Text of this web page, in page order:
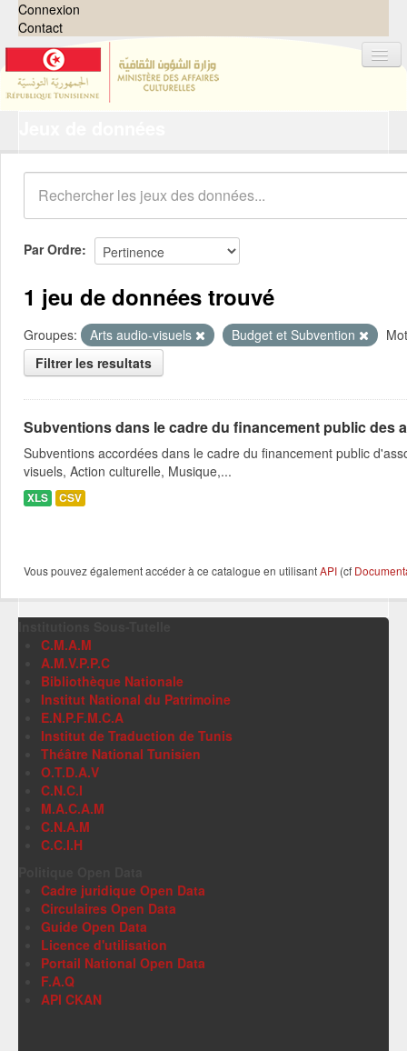
Connexion
Contact
Organisations
Groupes
Demandes 0
À propos
Par Ordre
1 jeu de données trouvé
Groupes: Arts audio-visuels Budget et Subvention
Filtrer les resultats
Subventions dans le cadre du financement public des
Subventions accordées dans le cadre du financement public
visuels, Action culturelle, Musique,...
XLS CSV
Vous pouvez également accéder à ce catalogue en utilisantAPI (cf
C.M.A.M
A.M.V.P.P.C
Bibliothèque Nationale
Institut National du Patrimoine
E.N.P.F.M.C.A
Institut de Traduction de Tunis
Théâtre National Tunisien
O.T.D.A.V
C.N.C.I
M.A.C.A.M
C.N.A.M
C.C.I.H
Cadre juridique Open Data
Circulaires Open Data
Guide Open Data
Licence d'utilisation
Portail National Open Data
F.A.Q
API CKAN